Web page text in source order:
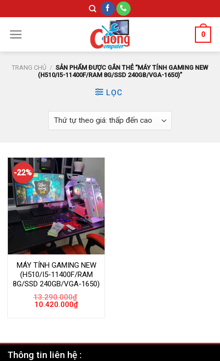
to
content
0
TRANG CHỦ / SẢN PHẨM ĐƯỢC GẮN THẺ “MÁY TÍNH GAMING NEW
(H510/I5-11400F/RAM 8G/SSD 240GB/VGA-1650)”
LỌC
-22%
MÁY TÍNH GAMING NEW
(H510/I5-11400F/RAM
8G/SSD 240GB/VGA-1650)
13.290.000₫
Giá
10.420.000₫Giá
Thông tin liên hệ :